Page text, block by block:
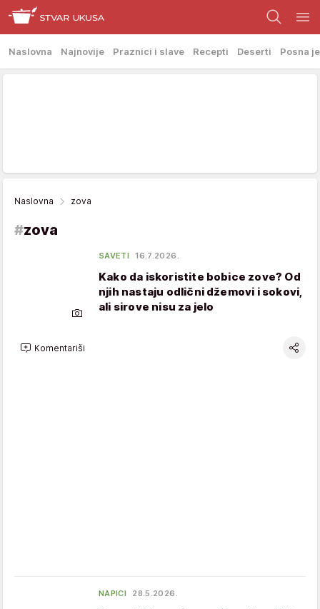
Naslovna Najnovije Praznici i slave Recepti Deserti Posna
Naslovna zova
#zova
SAVETI 16.7.2026.
Kako da iskoristite bobice zove? Od
njih nastaju odlični džemovi i sokovi,
ali sirove nisu za jelo
Komentariši
NAPICI 28.5.2026.